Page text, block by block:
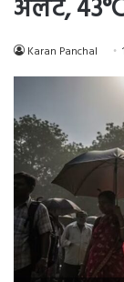
अलर्ट,
Karan Panchal